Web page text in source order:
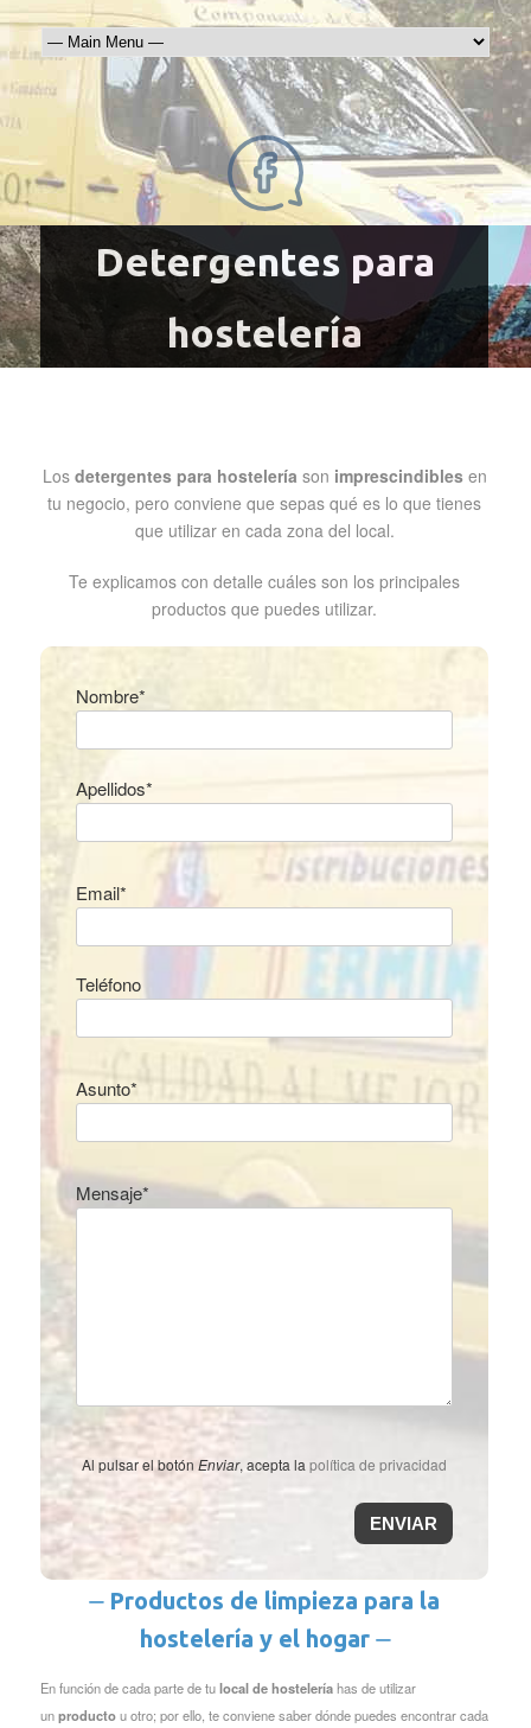
Detergentes para
hostelería
Los detergentes para hostelería son imprescindibles en
tu negocio, pero conviene que sepas qué es lo que tienes
que utilizar en cada zona del local.
Te explicamos con detalle cuáles son los principales
productos que puedes utilizar.
Nombre*
Apellidos*
Email*
Teléfono
Asunto*
Mensaje*
Al pulsar el botón Enviar, acepta la política de privacidad
⏤ Productos de limpieza para la
hostelería y el hogar ⏤
En función de cada parte de tulocal de hosteleríahas de utilizar
unproductou otro; por ello, te conviene saber dónde puedes encontrar cada